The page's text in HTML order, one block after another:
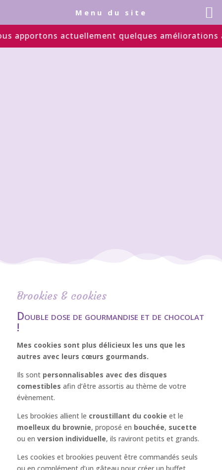
apportons actuellement quelques améliorations
Brookies & cookies
Double dose de gourmandise et de chocolat
!
Mes cookies sont plus délicieux les uns que les
autres avec leurs cœurs gourmands.
Ils sont personnalisables avec des disques
comestibles afin d’être assortis au thème de votre
évènement.
Les brookies allient le croustillant du cookie et le
moelleux du brownie, proposé en bouchée, sucette
ou en version individuelle, ils raviront petits et grands.
Les cookies et brookies peuvent être commandés seuls
Menu du site